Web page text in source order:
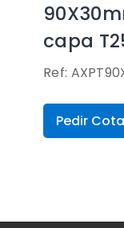
capa
Ref:
Pedir